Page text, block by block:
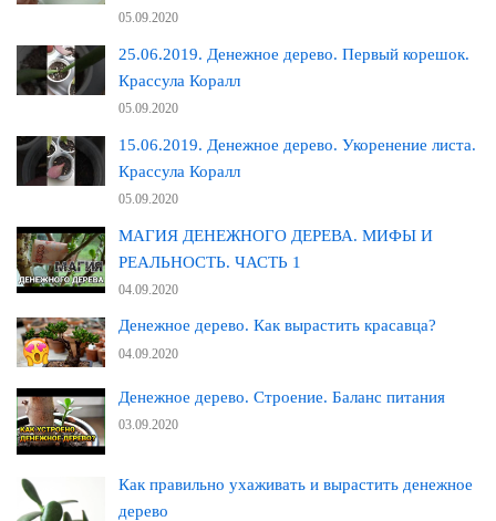
05.09.2020
25.06.2019. Денежное дерево. Первый корешок.
Крассула Коралл
05.09.2020
15.06.2019. Денежное дерево. Укоренение листа.
Крассула Коралл
05.09.2020
МАГИЯ ДЕНЕЖНОГО ДЕРЕВА. МИФЫ И
РЕАЛЬНОСТЬ. ЧАСТЬ 1
04.09.2020
Денежное дерево. Как вырастить красавца?
04.09.2020
Денежное дерево. Строение. Баланс питания
03.09.2020
Как правильно ухаживать и вырастить денежное
дерево